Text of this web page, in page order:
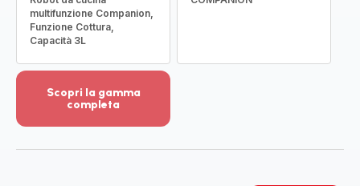
multifunzione Companion,
Funzione Cottura,
Capacità 3L
Scopri la gamma
completa
dettagli